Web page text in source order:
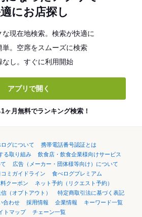
にお店探し
な現在地検索。検索が快適に
単。空席をスムーズに検索
なし。すぐに利用開始
アプリで開く
ヶ月無料でランキング検索！
グについて
携帯電話番号認証とは
る取り組み
飲食店・飲食企業様向けサービス
広告（メーカー・団体様等向け）について
コミガイドライン
食べログプレミアム
クーポン
ネット予約（リクエスト予約）
（オプトアウト）
特定商取引法に基づく表記
合わせ 採用情報 企業情報
キーワード一覧
トマップ
チェーン一覧